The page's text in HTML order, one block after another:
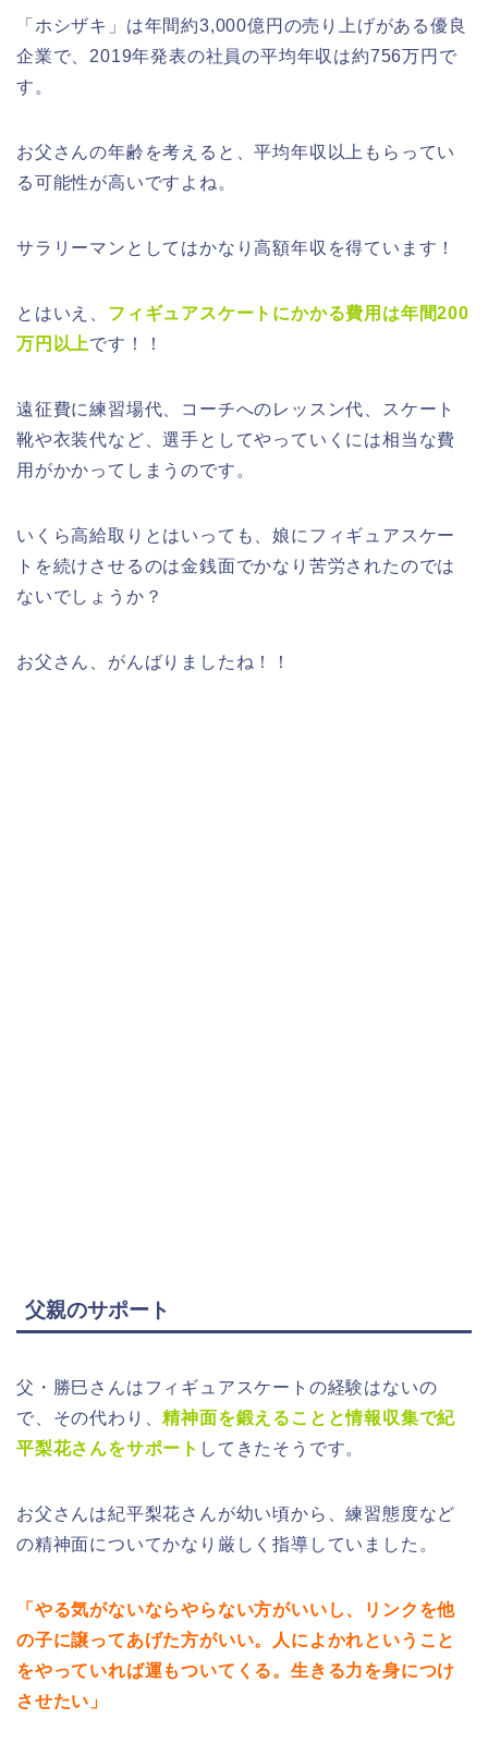
「ホシザキ」は年間約3,000億円の売り上げがある優良
企業で、2019年発表の社員の平均年収は約756万円で
す。
お父さんの年齢を考えると、平均年収以上もらってい
る可能性が高いですよね。
サラリーマンとしてはかなり高額年収を得ています！
とはいえ、 フィギュアスケートにかかる費用は年間200
万円以上です！！
遠征費に練習場代、コーチへのレッスン代、スケート
靴や衣装代など、選手としてやっていくには相当な費
用がかかってしまうのです。
いくら高給取りとはいっても、娘にフィギュアスケー
トを続けさせるのは金銭面でかなり苦労されたのでは
ないでしょうか？
お父さん、がんばりましたね！！
父親のサポート
父・勝巳さんはフィギュアスケートの経験はないの
で、その代わり、精神面を鍛えることと情報収集で紀
平梨花さんをサポート してきたそうです。
お父さんは紀平梨花さんが幼い頃から、練習態度など
の精神面についてかなり厳しく指導していました。
「やる気がないならやらない方がいいし、リンクを他
の子に譲ってあげた方がいい。人によかれということ
をやっていれば運もついてくる。生きる力を身につけ
させたい」